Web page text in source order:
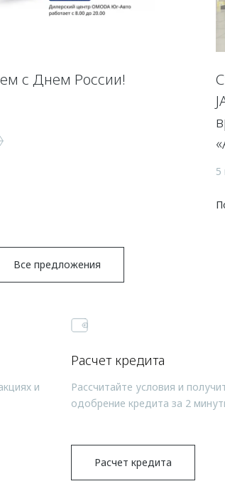
с Днем России!
5
Все предложения
и
Расчет кредита
Рассчитайте условия и
одобрение кредита за 2
Расчет кредита